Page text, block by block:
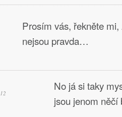
Prosím vás, řekněte
nejsou pravda…
No já si taky
jsou jenom